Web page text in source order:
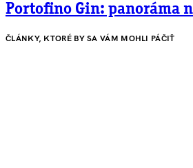
Portofino Gin: panoráma
ČLÁNKY, KTORÉ BY SA VÁM MOHLI PÁČIŤ